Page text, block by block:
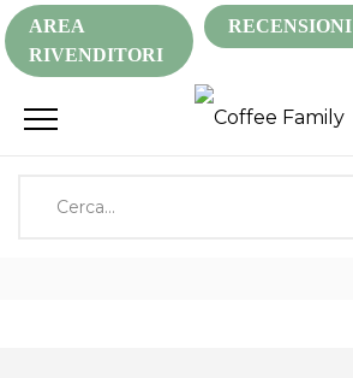
AREA
RIVENDITORI
RECENSIONI